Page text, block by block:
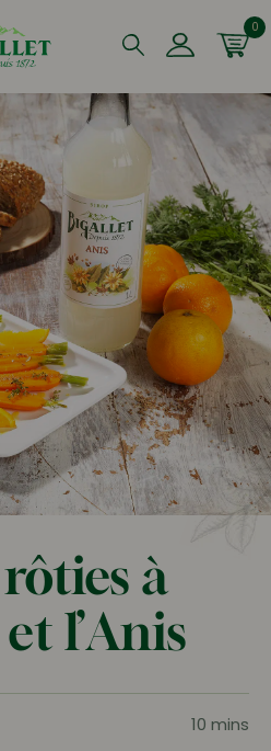
vous ?
0
à
l’Anis
10 mins